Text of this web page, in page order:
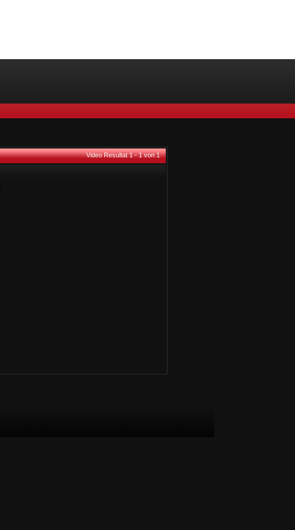
Video Resultat 1 - 1 von 1